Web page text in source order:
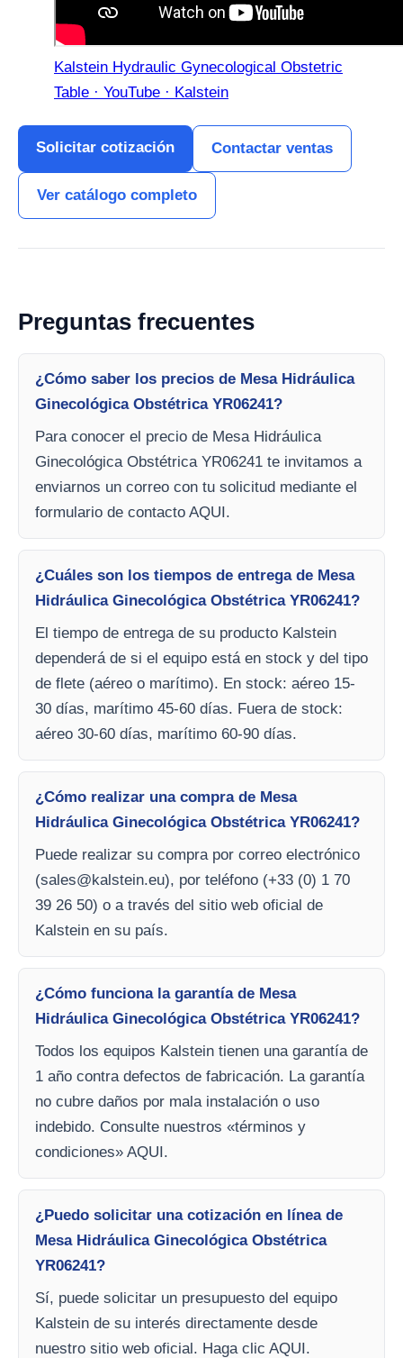
Kalstein Hydraulic Gynecological Obstetric
Table · YouTube · Kalstein
Solicitar cotización Contactar ventas
Ver catálogo completo
Preguntas frecuentes
¿Cómo saber los precios de Mesa Hidráulica
Ginecológica Obstétrica YR06241?
Para conocer el precio de Mesa Hidráulica
Ginecológica Obstétrica YR06241 te invitamos a
enviarnos un correo con tu solicitud mediante el
formulario de contacto AQUI.
¿Cuáles son los tiempos de entrega de Mesa
Hidráulica Ginecológica Obstétrica YR06241?
El tiempo de entrega de su producto Kalstein
dependerá de si el equipo está en stock y del tipo
de flete (aéreo o marítimo). En stock: aéreo 15-
30 días, marítimo 45-60 días. Fuera de stock:
aéreo 30-60 días, marítimo 60-90 días.
¿Cómo realizar una compra de Mesa
Hidráulica Ginecológica Obstétrica YR06241?
Puede realizar su compra por correo electrónico
(sales@kalstein.eu), por teléfono (+33 (0) 1 70
39 26 50) o a través del sitio web oficial de
Kalstein en su país.
¿Cómo funciona la garantía de Mesa
Hidráulica Ginecológica Obstétrica YR06241?
Todos los equipos Kalstein tienen una garantía de
1 año contra defectos de fabricación. La garantía
no cubre daños por mala instalación o uso
indebido. Consulte nuestros «términos y
condiciones» AQUI.
¿Puedo solicitar una cotización en línea de
Mesa Hidráulica Ginecológica Obstétrica
YR06241?
Sí, puede solicitar un presupuesto del equipo
Kalstein de su interés directamente desde
nuestro sitio web oficial. Haga clic AQUI.